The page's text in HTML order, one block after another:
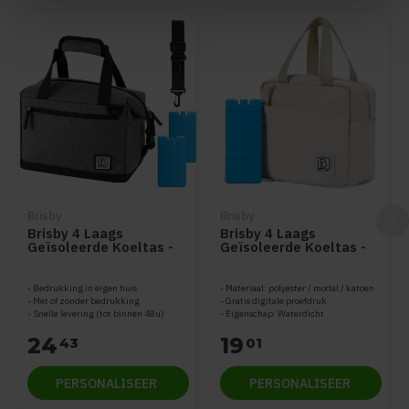
Brisby 4 Laags
Geïsoleerde Koeltas -
Uitvouwbaar
Bedrukking in eigen huis
Met of zonder bedrukking
Snelle levering (tot binnen 48u)
2443
PERSONALISEER
Brisby 4 Laags
Geïsoleerde Koeltas -
Materiaal: polyester / modal / katoen
Gratis digitale proefdruk
Eigenschap: Waterdicht
19 01
PERSONALISEER